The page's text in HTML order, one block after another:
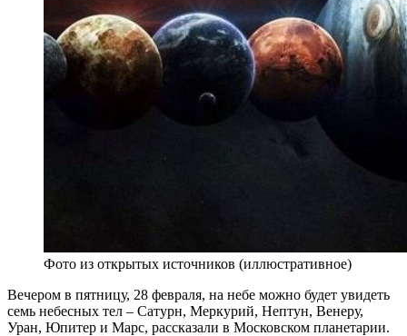
Фото из открытых источников (иллюстративное)
Вечером в пятницу, 28 февраля, на небе можно будет увидеть
семь небесных тел – Сатурн, Меркурий, Нептун, Венеру,
Уран, Юпитер и Марс, рассказали в Московском планетарии.